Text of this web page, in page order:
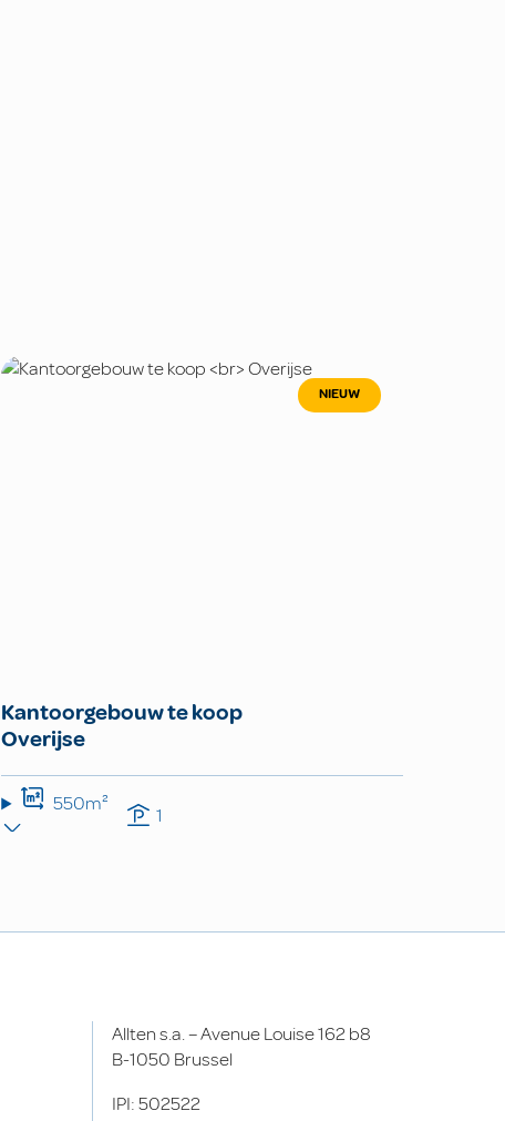
NIEUW
Kantoorgebouw te koop
Overijse
550m² 1
Allten s.a. – Avenue Louise 162 b8
B-1050 Brussel
IPI: 502522